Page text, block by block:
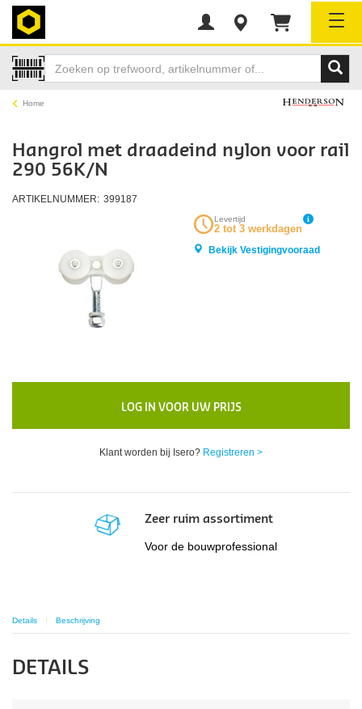
Home
Hangrol met draadeind nylon voor rail
290 56K/N
ARTIKELNUMMER: 399187
Levertijd
2 tot 3 werkdagen
Bekijk Vestigingvooraad
LOG IN VOOR UW PRIJS
Klant worden bij Isero? Registreren >
Zeer ruim assortiment
Voor de bouwprofessional
Details Beschrijving
DETAILS